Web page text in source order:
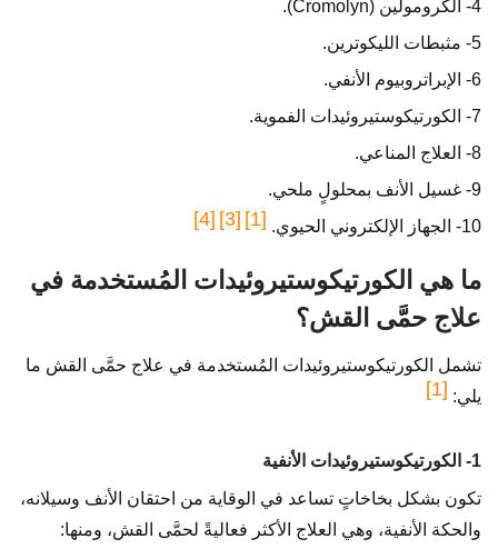
4- الكرومولين (Cromolyn).
5- مثبطات الليكوترين.
6- الإبراتروبيوم الأنفي.
7- الكورتيكوستيروئيدات الفموية.
8- العلاج المناعي.
9- غسيل الأنف بمحلولٍ ملحي.
10- الجهاز الإلكتروني الحيوي.
[1]
[3]
[4]
ما هي الكورتيكوستيروئيدات المُستخدمة في
علاج حمَّى القش؟
تشمل الكورتيكوستيروئيدات المُستخدمة في علاج حمَّى القش ما
يلي: [1]
1- الكورتيكوستيروئيدات الأنفية
تكون بشكل بخاخاتٍ تساعد في الوقاية من احتقان الأنف وسيلانه،
والحكة الأنفية، وهي العلاج الأكثر فعاليةً لحمَّى القش، ومنها: